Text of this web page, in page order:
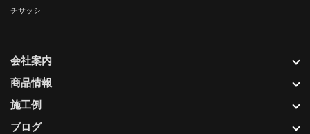
チサッシ
会社案内
商品情報
施工例
ブログ